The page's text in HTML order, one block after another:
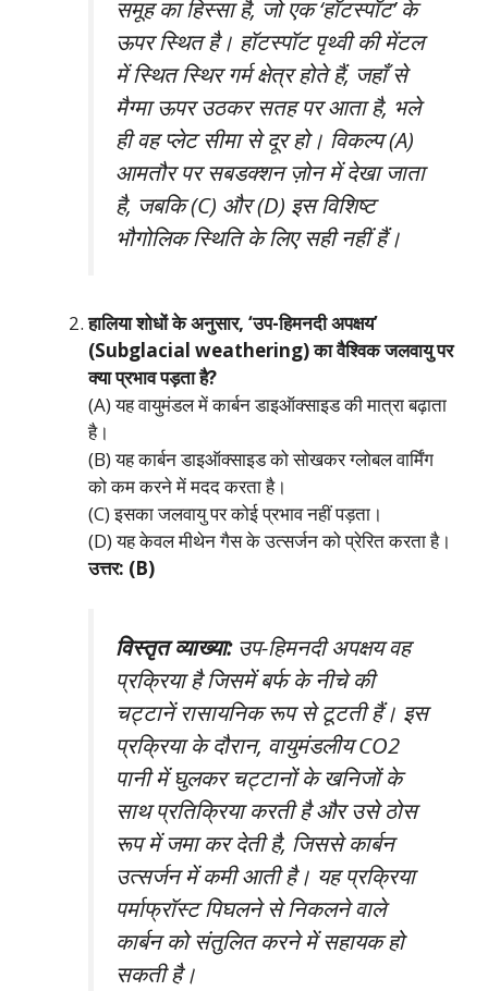
समूह का हिस्सा है, जो एक ‘हॉटस्पॉट’ के
ऊपर स्थित है। हॉटस्पॉट पृथ्वी की मेंटल
में स्थित स्थिर गर्म क्षेत्र होते हैं, जहाँ से
मैग्मा ऊपर उठकर सतह पर आता है, भले
ही वह प्लेट सीमा से दूर हो। विकल्प (A)
आमतौर पर सबडक्शन ज़ोन में देखा जाता
है, जबकि (C) और (D) इस विशिष्ट
भौगोलिक स्थिति के लिए सही नहीं हैं।
हालिया शोधों के अनुसार, ‘उप-हिमनदी अपक्षय’
(Subglacial weathering) का वैश्विक जलवायु पर
क्या प्रभाव पड़ता है?
(A) यह वायुमंडल में कार्बन डाइऑक्साइड की मात्रा बढ़ाता
है।
(B) यह कार्बन डाइऑक्साइड को सोखकर ग्लोबल वार्मिंग
को कम करने में मदद करता है।
(C) इसका जलवायु पर कोई प्रभाव नहीं पड़ता।
(D) यह केवल मीथेन गैस के उत्सर्जन को प्रेरित करता है।
उत्तर: (B)
विस्तृत व्याख्या:उप-हिमनदी अपक्षय वह
प्रक्रिया है जिसमें बर्फ के नीचे की
चट्टानें रासायनिक रूप से टूटती हैं। इस
प्रक्रिया के दौरान, वायुमंडलीय CO2
पानी में घुलकर चट्टानों के खनिजों के
साथ प्रतिक्रिया करती है और उसे ठोस
रूप में जमा कर देती है, जिससे कार्बन
उत्सर्जन में कमी आती है। यह प्रक्रिया
पर्माफ्रॉस्ट पिघलने से निकलने वाले
कार्बन को संतुलित करने में सहायक हो
सकती है।